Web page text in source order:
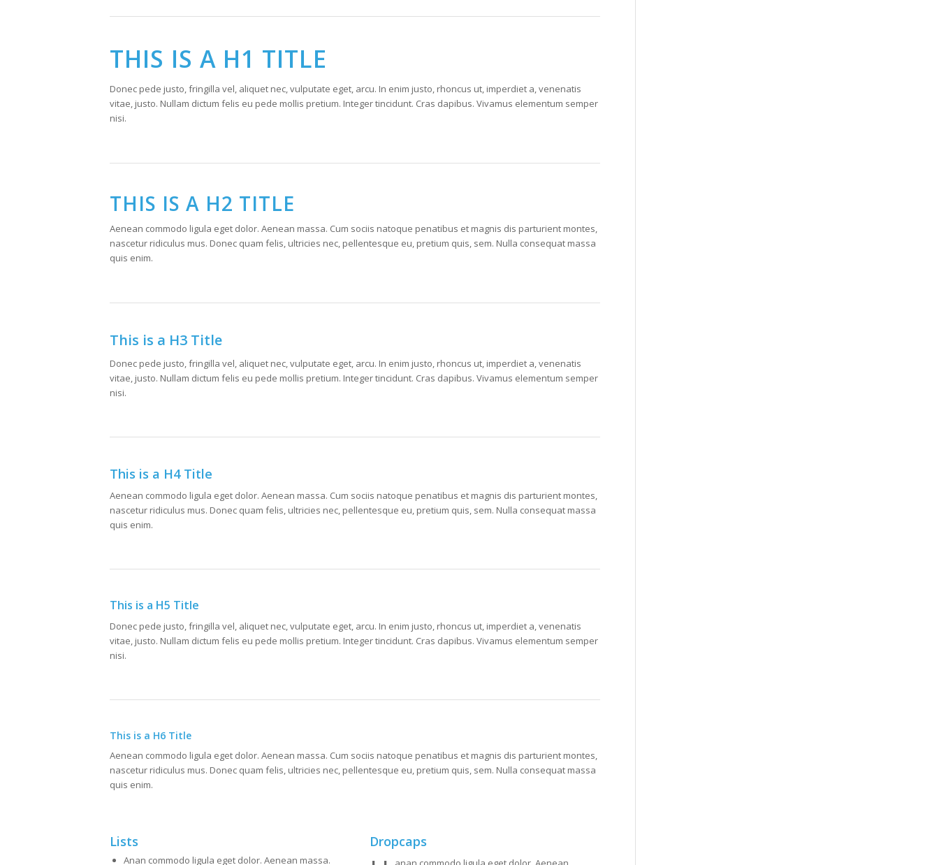
THIS IS A H1 TITLE
Donec pede justo, fringilla vel, aliquet nec, vulputate eget, arcu. In enim justo, rhoncus ut, imperdiet a, venenatis
vitae, justo. Nullam dictum felis eu pede mollis pretium. Integer tincidunt. Cras dapibus. Vivamus elementum semper
nisi.
THIS IS A H2 TITLE
Aenean commodo ligula eget dolor. Aenean massa. Cum sociis natoque penatibus et magnis dis parturient montes,
nascetur ridiculus mus. Donec quam felis, ultricies nec, pellentesque eu, pretium quis, sem. Nulla consequat massa
quis enim.
This is a H3 Title
Donec pede justo, fringilla vel, aliquet nec, vulputate eget, arcu. In enim justo, rhoncus ut, imperdiet a, venenatis
vitae, justo. Nullam dictum felis eu pede mollis pretium. Integer tincidunt. Cras dapibus. Vivamus elementum semper
nisi.
This is a H4 Title
Aenean commodo ligula eget dolor. Aenean massa. Cum sociis natoque penatibus et magnis dis parturient montes,
nascetur ridiculus mus. Donec quam felis, ultricies nec, pellentesque eu, pretium quis, sem. Nulla consequat massa
quis enim.
This is a H5 Title
Donec pede justo, fringilla vel, aliquet nec, vulputate eget, arcu. In enim justo, rhoncus ut, imperdiet a, venenatis
vitae, justo. Nullam dictum felis eu pede mollis pretium. Integer tincidunt. Cras dapibus. Vivamus elementum semper
nisi.
This is a H6 Title
Aenean commodo ligula eget dolor. Aenean massa. Cum sociis natoque penatibus et magnis dis parturient montes,
nascetur ridiculus mus. Donec quam felis, ultricies nec, pellentesque eu, pretium quis, sem. Nulla consequat massa
quis enim.
Lists
Anan commodo ligula eget dolor. Aenean massa.
Dropcaps